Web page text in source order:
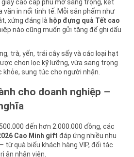
cao cấp phủ mờ sang trọng, kết
văn in nổi tinh tế. Mỗi sản phẩm như
xứng đáng là hộp đựng quà Tết cao
nào cũng muốn gửi tặng để ghi dấu
trà, yến, trái cây sấy và các loại hạt
chọn lọc kỹ lưỡng, vừa sang trọng
sung túc cho người nhận.
cho doanh nghiệp –
đến hơn 2.000.000 đồng, các
Cao Minh gift đáp ứng nhiều nhu
từ quà biếu khách hàng VIP, đối tác
ân nhân viên.